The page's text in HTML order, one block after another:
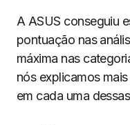
A ASUS conseguiu
pontuação nas
máxima nas
nós explicamos
em cada uma